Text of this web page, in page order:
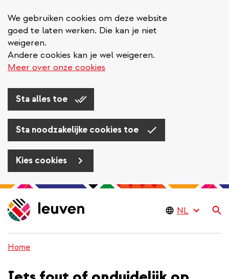
We gebruiken cookies om deze website
goed te laten werken. Die kan je niet
weigeren.
Andere cookies kan je wel weigeren.
Meer over onze cookies
Sta alles toe
Sta noodzakelijke cookies toe
Kies cookies
Overslaan
en
naar
gaan
Home